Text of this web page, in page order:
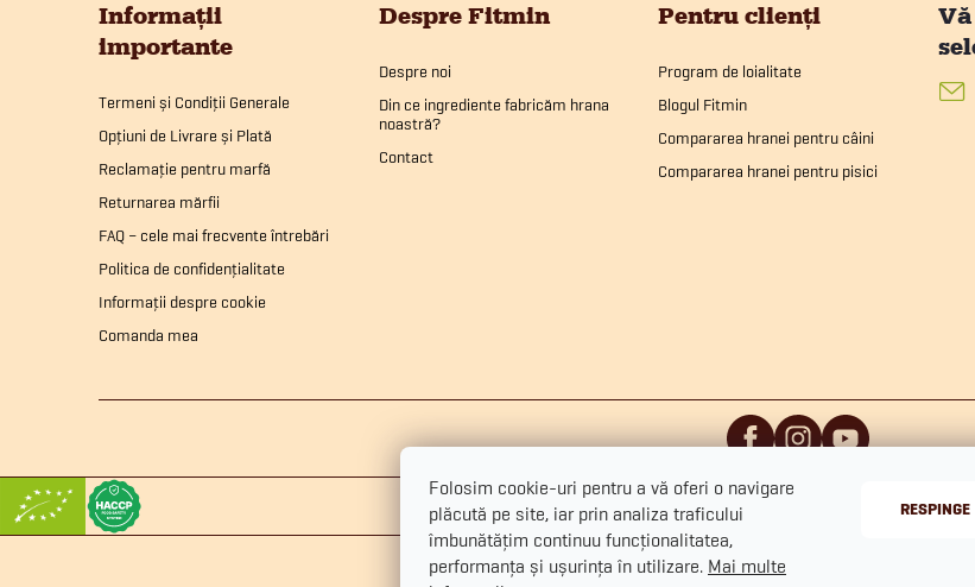
Folosim cookie-uri pentru a vă oferi o navigare
plăcută pe site, iar prin analiza traficului
îmbunătățim continuu funcționalitatea,
performanța și ușurința în utilizare. Mai multe
RESPINGE
Informații
importante
Termeni și Condiții Generale
Opțiuni de Livrare și Plată
Reclamație pentru marfă
Returnarea mărfii
FAQ – cele mai frecvente întrebări
Politica de confidențialitate
Informații despre cookie
Comanda mea
Despre Fitmin
Despre noi
Din ce ingrediente fabricăm hrana
noastră?
Contact
Pentru clienți
Program de loialitate
Blogul Fitmin
Compararea hranei pentru câini
Compararea hranei pentru pisici